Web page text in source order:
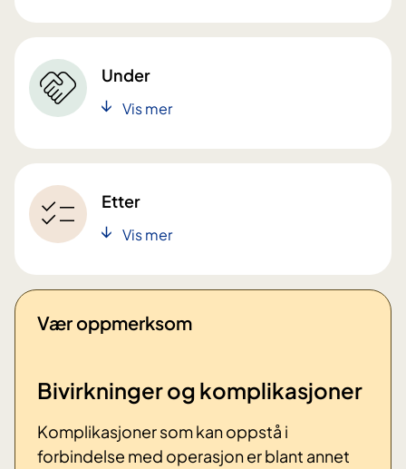
Under
Vis mer
Etter
Vis mer
Vær oppmerksom
Bivirkninger og komplikasjoner
Komplikasjoner som kan oppstå i
forbindelse med operasjon er blant annet